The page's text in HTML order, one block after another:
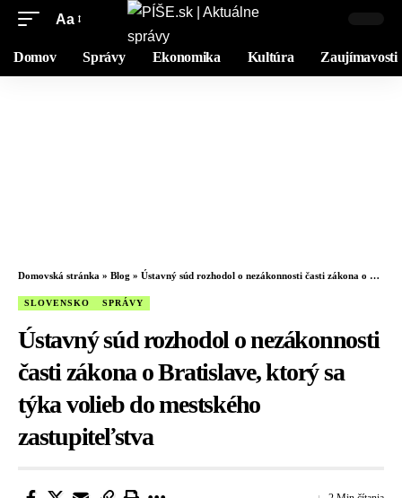
Aa
Domov Správy Ekonomika Kultúra Zaujímavosti
Domovská stránka » Blog » Ústavný súd rozhodol o nezákonnosti časti zákona o Bratislave, ktorý sa týka volieb do mestského zastupiteľstva
SLOVENSKO SPRÁVY
Ústavný súd rozhodol o nezákonnosti
časti zákona o Bratislave, ktorý sa
týka volieb do mestského
zastupiteľstva